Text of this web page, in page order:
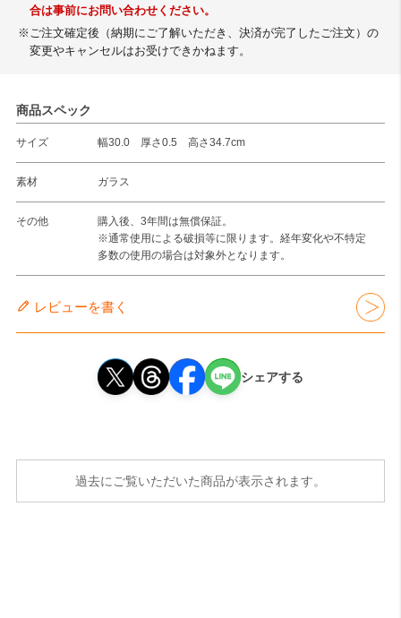
合は事前にお問い合わせください。
※ご注文確定後（納期にご了解いただき、決済が完了したご注文）の
変更やキャンセルはお受けできかねます。
商品スペック
サイズ 幅30.0 厚さ0.5 高さ34.7cm
素材 ガラス
その他
購入後、3年間は無償保証。
※通常使用による破損等に限ります。経年変化や不特定
多数の使用の場合は対象外となります。
レビューを書く
シェアする
過去にご覧いただいた商品が表示されます。